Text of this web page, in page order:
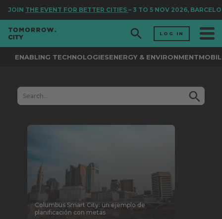
JOINTHE EVENT FOR BETTER CITIES– 3 TO 5 NOV 2026,
LOG IN
ENABLING TECHNOLOGIESENERGY & ENVIRONMENT
Columbus Smart City: un ejemplo de
planificación con metas